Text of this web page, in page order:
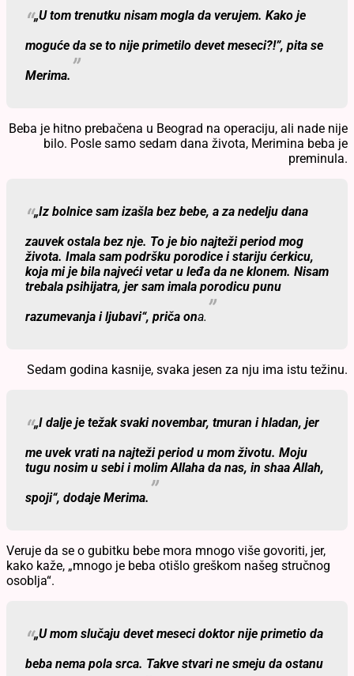
„U tom trenutku nisam mogla da verujem. Kako je
moguće da se to nije primetilo devet meseci?!”, pita se
Merima.
Beba je hitno prebačena u Beograd na operaciju, ali nade nije
bilo. Posle samo sedam dana života, Merimina beba je
preminula.
„Iz bolnice sam izašla bez bebe, a za nedelju dana
zauvek ostala bez nje. To je bio najteži period mog
života. Imala sam podršku porodice i stariju ćerkicu,
koja mi je bila najveći vetar u leđa da ne klonem. Nisam
trebala psihijatra, jer sam imala porodicu punu
razumevanja i ljubavi“, priča ona.
Sedam godina kasnije, svaka jesen za nju ima istu težinu.
„I dalje je težak svaki novembar, tmuran i hladan, jer
me uvek vrati na najteži period u mom životu. Moju
tugu nosim u sebi i molim Allaha da nas, in shaa Allah,
spoji“, dodaje Merima.
Veruje da se o gubitku bebe mora mnogo više govoriti, jer,
kako kaže, „mnogo je beba otišlo greškom našeg stručnog
osoblja“.
„U mom slučaju devet meseci doktor nije primetio da
beba nema pola srca. Takve stvari ne smeju da ostanu